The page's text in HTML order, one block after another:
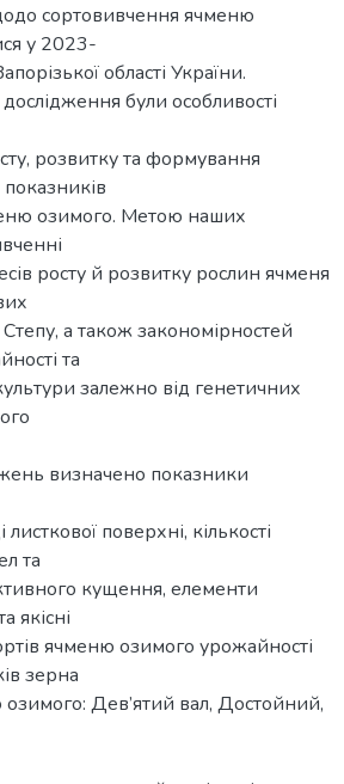
сортовивчення ячменю
у 2023-
області України.
були особливості
розвитку та формування
показників
озимого. Метою наших
росту й розвитку рослин ячменя
а також закономірностей
та
залежно від генетичних
визначено показники
поверхні, кількості
та
кущення, елементи
якісні
ячменю озимого урожайності
зерна
озимого: Дев’ятий вал, Достойний,